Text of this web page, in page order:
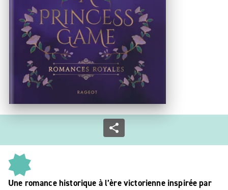
Une romance historique à l’ère victorienne inspirée par